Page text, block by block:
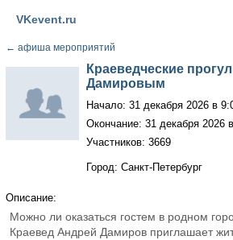
VKevent.ru
← афиша мероприятий
Краеведческие
Дамировым
Начало: 31 декабря 2026 в
Окончание: 31 декабря 2026
Участников: 3669
Город: Санкт-Петербург
Описание:
Можно ли оказаться гостем в родном
Краевед Андрей Дамиров приглашает